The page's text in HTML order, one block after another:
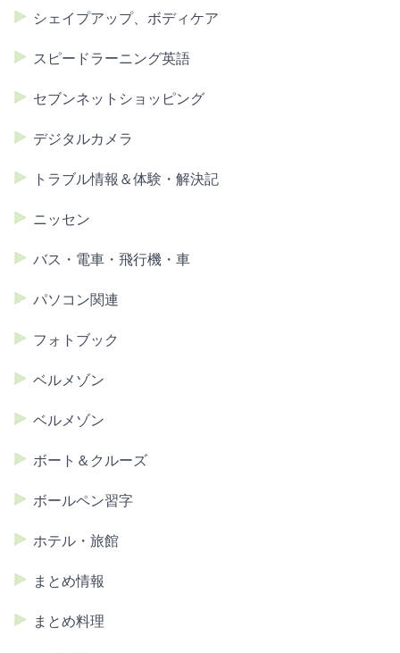
シェイプアップ、ボディケア
スピードラーニング英語
セブンネットショッピング
デジタルカメラ
トラブル情報＆体験・解決記
ニッセン
バス・電車・飛行機・車
パソコン関連
フォトブック
ベルメゾン
ベルメゾン
ボート＆クルーズ
ボールペン習字
ホテル・旅館
まとめ情報
まとめ料理